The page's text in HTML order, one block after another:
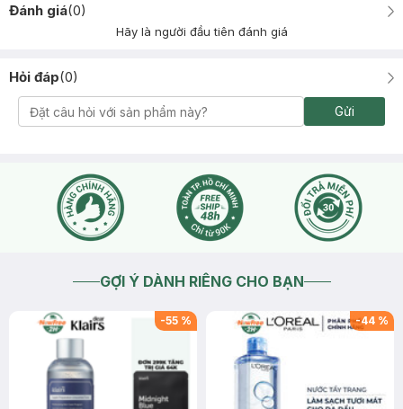
Đánh giá(0)
Hãy là người đầu tiên đánh giá
Hỏi đáp(0)
Gửi
GỢI Ý DÀNH RIÊNG CHO BẠN
-55 % -44 %